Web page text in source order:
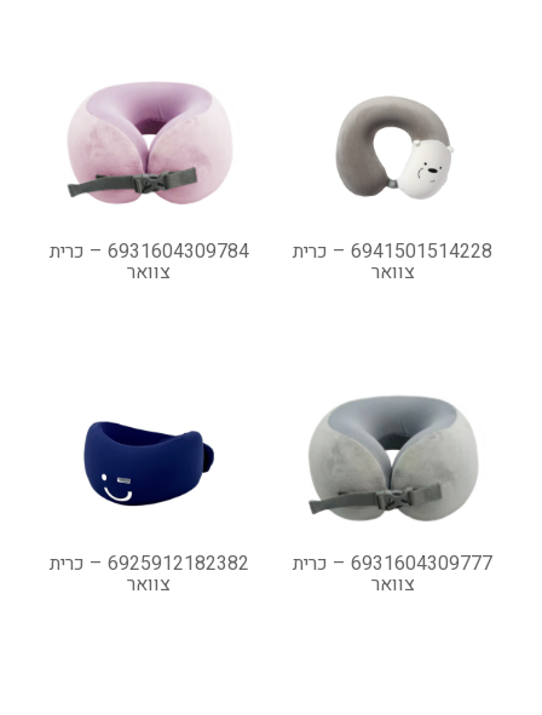
6941501514228 – כרית
צוואר
6931604309784 – כרית
צוואר
6931604309777 – כרית
צוואר
6925912182382 – כרית
צוואר